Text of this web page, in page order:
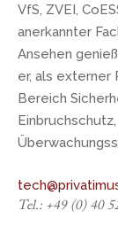
VfS, ZVEI,
anerkannter
Ansehen
er, als externer
Bereich
Tel.: +49 (0) 40